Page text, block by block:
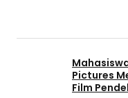
Pictures
Film